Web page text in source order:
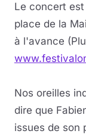
Musique
Sortir
Forum
Le concert
place de la
à l'avance
Nos oreilles
dire que
issues de son